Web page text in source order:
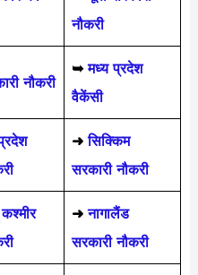
नौकरी
नौकरी
➥ मध्य प्रदेश
वैकेंसी
➜ सिक्किम
सरकारी नौकरी
➜ नागालैंड
सरकारी नौकरी